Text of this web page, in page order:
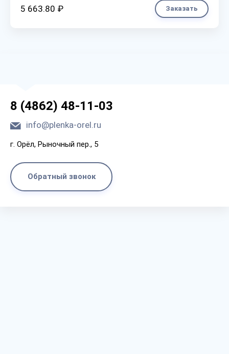
5 663.80 ₽ Заказать
8 (4862) 48-11-03
info@plenka-orel.ru
г. Орёл, Рыночный пер., 5
Обратный звонок